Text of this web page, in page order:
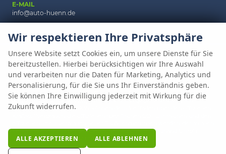
E-MAIL
info@auto-huenn.de
Anmelden Fragen & Antworten Impressum
AGB
Datenschutz
Cookie-Einstellungen
Weitere Informationen zum offiziellen Kraftstoffverbrauch und zu den
offiziellen spezifischen CO -Emissionen und gegebenenfalls zum
Stromverbrauch neuer PKW können dem 'Leitfaden über den offiziellen
Verkaufsstellen und bei der 'Deutschen Automobil Treuhand GmbH'
unentgeltlich erhältlich ist unter www.dat.de.
Wir respektieren Ihre Privatsphäre
Unsere Website setzt Cookies ein, um unsere Dienste für Sie
bereitzustellen. Hierbei berücksichtigen wir Ihre Auswahl
und verarbeiten nur die Daten für Marketing, Analytics und
Personalisierung, für die Sie uns Ihr Einverständnis geben.
Sie können Ihre Einwilligung jederzeit mit Wirkung für die
Zukunft widerrufen.
ALLE AKZEPTIEREN ALLE ABLEHNEN